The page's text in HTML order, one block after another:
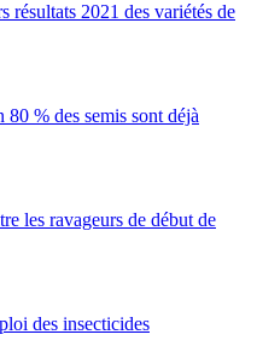
résultats 2021 des variétés de
% des semis sont déjà
les ravageurs de début de
des insecticides